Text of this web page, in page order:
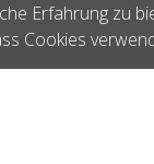
Erfahrung zu
Cookies